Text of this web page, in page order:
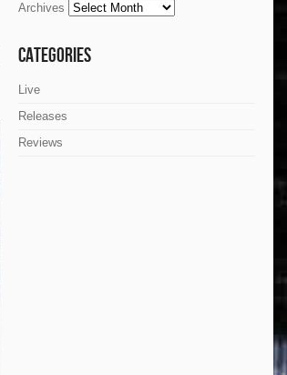
Archives
Categories
Live
Releases
Reviews